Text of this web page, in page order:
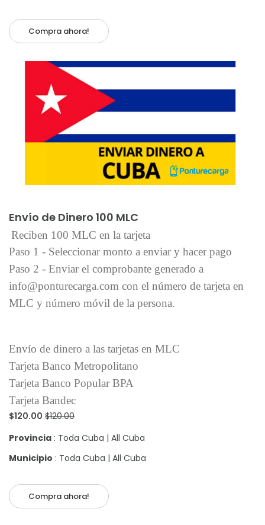
Compra ahora!
Envío de Dinero 100 MLC
Reciben 100 MLC en la tarjeta
Paso 1 - Seleccionar monto a enviar y hacer pago
Paso 2 - Enviar el comprobante generado a
info@ponturecarga.com con el número de tarjeta en
MLC y número móvil de la persona.
Envío de dinero a las tarjetas en MLC
Tarjeta Banco Metropolitano
Tarjeta Banco Popular BPA
Tarjeta Bandec
$120.00 $120.00
Provincia : Toda Cuba | All Cuba
Municipio : Toda Cuba | All Cuba
Compra ahora!